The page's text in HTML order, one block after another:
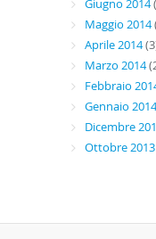
Giugno 2014
Maggio 2014
Aprile 2014
Marzo 2014
Febbraio
Gennaio 2014
Dicembre
Ottobre 2013